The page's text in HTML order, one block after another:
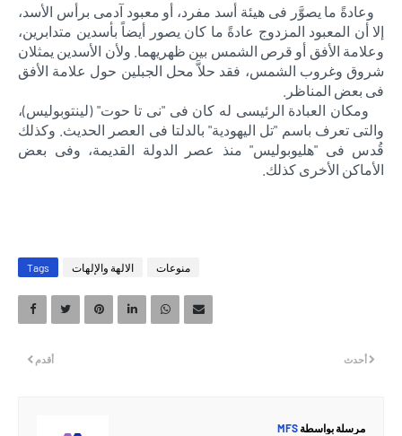
وعادةً ما يصوَّر فى هيئة أسد مفرد، أو معبود آدمى برأس الأسد،
إلا أن المعبود المزدوج عادةً ما كان يصور أيضاً بأسدين متدابرين،
وعلامة الأفق أو قرص الشمس بين ظهريهما. ولأن الأسدين يمثلان
شروق وغروب الشمس، فقد حلاَّ محل الجبلين حول علامة الأفق
فى بعض المناظر.
ومكان العبادة الرئيسى له كان فى "نى تا حوت" (لينتوبوليس)،
والتى تعرف باسم "تل اليهودية" بالدلتا فى العصر الحديث. وكذلك
قُدس فى "هليوبوليس" منذ عصر الدولة القديمة، وفى بعض
الأماكن الأخرى كذلك.
Tags الالهة والإلهات منوعات
أحدث أقدم
مرسلة بواسطة